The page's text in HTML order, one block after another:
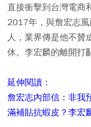
直接衝擊到台灣電商
2017年，與詹宏志
人，業界傳是他不贊
休。李宏麟的離開打
延伸閱讀：
詹宏志內部信：非我
滿補貼抗蝦皮？李宏